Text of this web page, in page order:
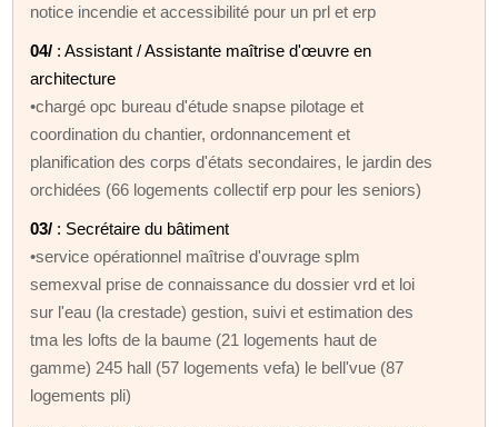
notice incendie et accessibilité pour un prl et erp
04/ : Assistant / Assistante maîtrise d'œuvre en
architecture
•chargé opc bureau d'étude snapse pilotage et
coordination du chantier, ordonnancement et
planification des corps d'états secondaires, le jardin des
orchidées (66 logements collectif erp pour les seniors)
03/ : Secrétaire du bâtiment
•service opérationnel maîtrise d'ouvrage splm
semexval prise de connaissance du dossier vrd et loi
sur l'eau (la crestade) gestion, suivi et estimation des
tma les lofts de la baume (21 logements haut de
gamme) 245 hall (57 logements vefa) le bell'vue (87
logements pli)